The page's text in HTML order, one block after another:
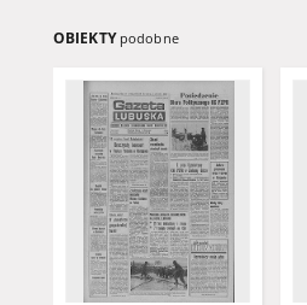
OBIEKTY podobne